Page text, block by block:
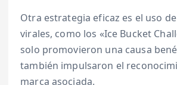
Otra estrategia eficaz es el uso
virales, como los «Ice Bucket
solo promovieron una causa
también impulsaron el
marca asociada.